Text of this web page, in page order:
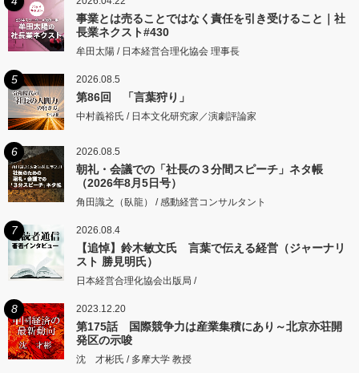
事業とは売ることではなく責任を引き受けること｜社
長業ネクスト#430
牟田太陽 / 日本経営合理化協会 理事長
5 2026.08.5
第86回 「言葉狩り」
中村義裕氏 / 日本文化研究家／演劇評論家
6 2026.08.5
朝礼・会議での「社長の３分間スピーチ」ネタ帳
（2026年8月5日号）
角田識之（臥龍） / 感動経営コンサルタント
7 2026.08.4
【追悼】鈴木敏文氏 言葉で伝える経営（ジャーナリ
スト 勝見明氏）
日本経営合理化協会出版局 /
8 2023.12.20
第175話 国際競争力は産業集積にあり～北京亦荘開
発区の示唆
沈 才彬氏 / 多摩大学 教授